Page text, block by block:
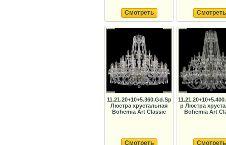
Смотреть Смотреть
11.21.20+10+5.360.Gd.Sp
Люстра хрустальная
Bohemia Art Classic
Смотреть
p Люстра
Bohemia Art
Смотреть